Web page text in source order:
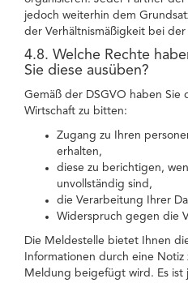
jedoch weiterhin dem
der Verhältnismäßigkeit bei
4.8. Welche Rechte
Sie diese ausüben?
Gemäß der DSGVO haben Sie
Wirtschaft zu bitten:
Zugang zu Ihren
erhalten,
diese zu berichtigen,
unvollständig sind,
die Verarbeitung Ihrer
Widerspruch gegen die
Die Meldestelle bietet Ihnen
Informationen durch eine
Meldung beigefügt wird. Es ist